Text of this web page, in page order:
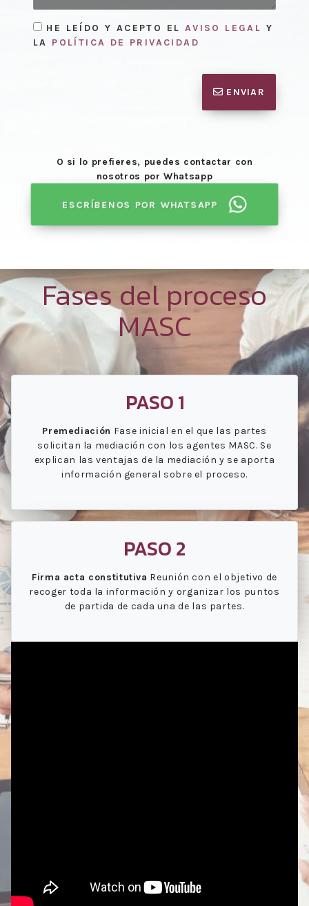
HE LEÍDO Y ACEPTO EL AVISO LEGAL Y
LA POLÍTICA DE PRIVACIDAD
ENVIAR
O si lo prefieres, puedes contactar con
nosotros por Whatsapp
ESCRÍBENOS POR WHATSAPP
Fases del proceso
MASC
PASO 1
Premediación Fase inicial en el que las partes
solicitan la mediación con los agentes MASC. Se
explican las ventajas de la mediación y se aporta
información general sobre el proceso.
PASO 2
Firma acta constitutiva Reunión con el objetivo de
recoger toda la información y organizar los puntos
de partida de cada una de las partes.